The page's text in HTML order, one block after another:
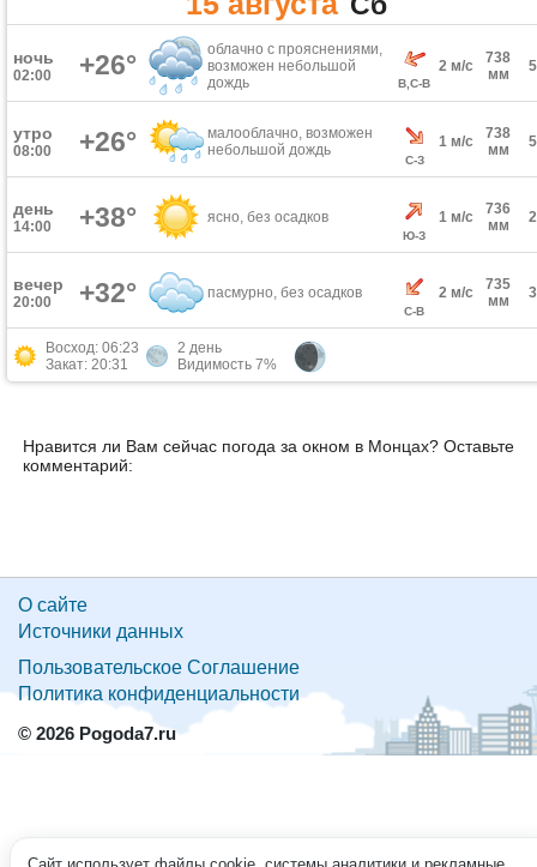
ночь
02:00 +26°
облачно с прояснениями,
возможен небольшой
дождь
В,С-В
2 м/с
738
мм
утро
08:00 +26°
малооблачно, возможен
небольшой дождь
С-З
1 м/с
738
мм
день
14:00 +38° ясно, без осадков
Ю-З
1 м/с
736
мм
вечер
20:00 +32° пасмурно, без осадков
С-В
2 м/с
735
мм
Восход: 06:23
Закат: 20:31
2 день
Видимость 7%
Нравится ли Вам сейчас погода за окном в Монцах? Оставьте
комментарий:
О сайте
Источники данных
Пользовательское Соглашение
Политика конфиденциальности
© 2026 Pogoda7.ru